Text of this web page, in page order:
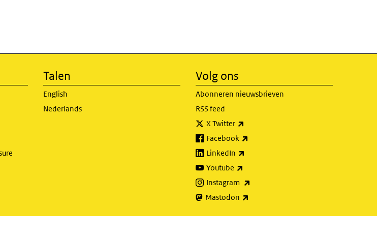
Talen
English
Nederlands
Volg ons
Abonneren nieuwsbrieven
RSS feed
X Twitter
Facebook
LinkedIn
Youtube
Instagram
Mastodon